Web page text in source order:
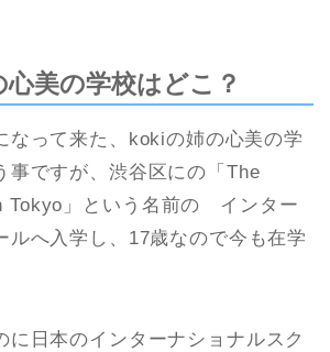
美の学校はどこ？
なって来た、kokiの姉の心美の学
事ですが、渋谷区にの「The
Tokyo」という名前の インター
ルへ入学し、17歳なので今も在学
に日本のインターナショナルスク